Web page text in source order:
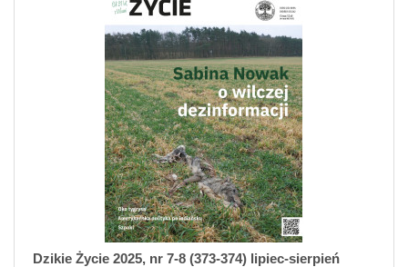
Dzikie Życie 2025, nr 7-8 (373-374) lipiec-sierpień